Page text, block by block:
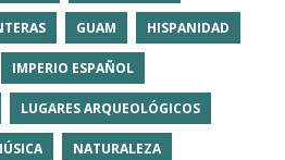
GUAM HISPANIDAD
IMPERIO ESPAÑOL
LUGARES ARQUEOLÓGICOS
NATURALEZA